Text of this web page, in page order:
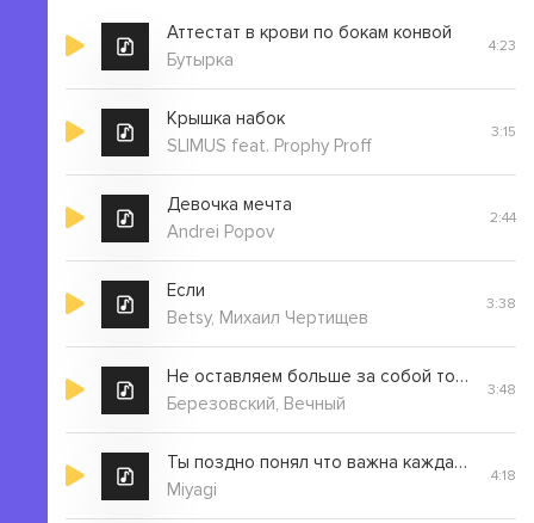
Аттестат в крови по бокам конвой
Бутырка
4:23
Крышка набок
SLIMUS feat. Prophy Proff
3:15
Девочка мечта
Andrei Popov
2:44
Если
Betsy, Михаил Чертищев
3:38
Не оставляем больше за собой токсичную память
Березoвский, Вечный
3:48
Ты поздно понял что важна каждая минута slowed
Miyagi
4:18